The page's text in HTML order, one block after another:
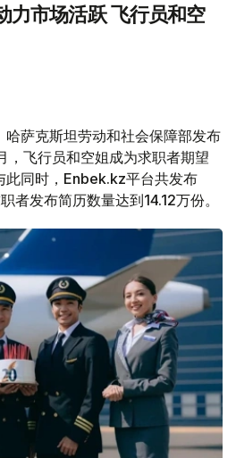
力市场活跃 飞行员和空
哈萨克斯坦劳动和社会保障部发布
飞行员和空姐成为求职者期望
此同时，Enbek.kz平台共发布
者发布简历数量达到14.12万份。